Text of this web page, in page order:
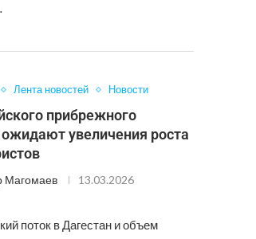
Лента новостей Новости
прибрежного
ожидают увеличения роста
Магомаев 13.03.2026
поток в Дагестан и объем